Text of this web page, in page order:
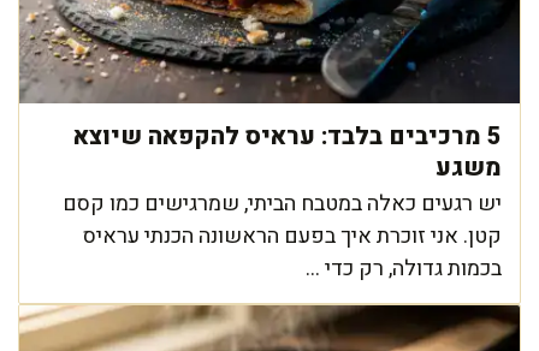
5 מרכיבים בלבד: עראיס להקפאה שיוצא
משגע
יש רגעים כאלה במטבח הביתי, שמרגישים כמו קסם
קטן. אני זוכרת איך בפעם הראשונה הכנתי עראיס
בכמות גדולה, רק כדי ...